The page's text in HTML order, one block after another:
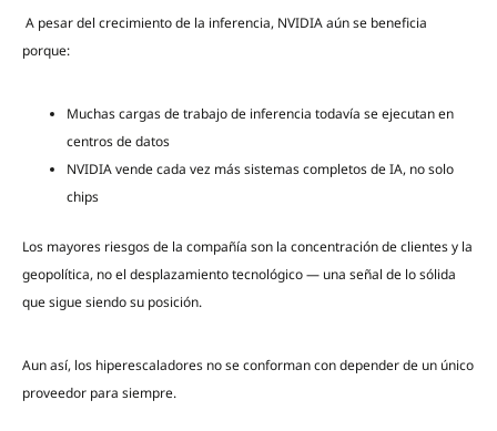
A pesar del crecimiento de la inferencia, NVIDIA aún se beneficia
porque:
Muchas cargas de trabajo de inferencia todavía se ejecutan en
centros de datos
NVIDIA vende cada vez más sistemas completos de IA, no solo
chips
Los mayores riesgos de la compañía son la concentración de clientes y la
geopolítica, no el desplazamiento tecnológico — una señal de lo sólida
que sigue siendo su posición.
Aun así, los hiperescaladores no se conforman con depender de un único
proveedor para siempre.